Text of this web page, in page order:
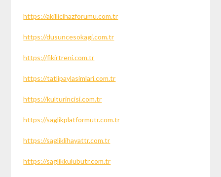
https://akillicihazforumu.com.tr
https://dusuncesokagi.com.tr
https://fikirtreni.com.tr
https://tatlipaylasimlari.com.tr
https://kulturincisi.com.tr
https://saglikplatformutr.com.tr
https://sagliklihayattr.com.tr
https://saglikkulubutr.com.tr